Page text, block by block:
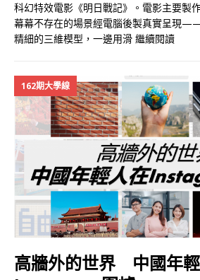
科幻特效電影《明日戰記》。電影主要製
幕幕不存在的場景經電腦後製真實呈現
精細的三維模型，一邊用滑 繼續閱讀
162期大學線
高牆外的世界 中國年